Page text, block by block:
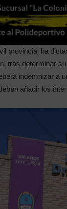
provincial ha
tras determinar
indemnizar a
añadir los